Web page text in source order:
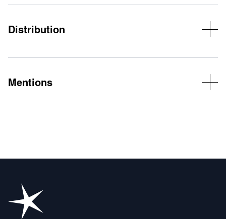
Distribution
Chorégraphie, interprétation : Bastien Lefèvre et Clémentine
Oenologie : Emmanuel Ménard
Mentions